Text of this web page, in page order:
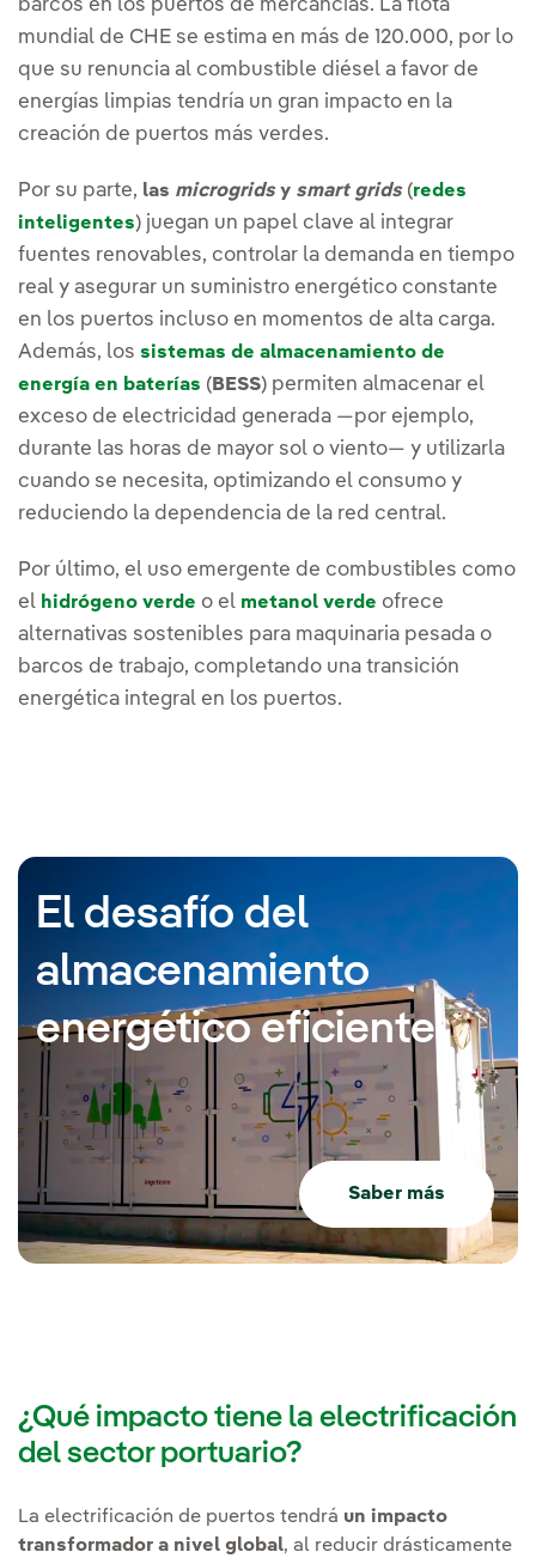
barcos en los puertos de mercancías. La flota
mundial de CHE se estima en más de 120.000, por lo
que su renuncia al combustible diésel a favor de
energías limpias tendría un gran impacto en la
creación de puertos más verdes.
Por su parte, las microgridsy smart grids(redes
inteligentes) juegan un papel clave al integrar
fuentes renovables, controlar la demanda en tiempo
real y asegurar un suministro energético constante
en los puertos incluso en momentos de alta carga.
Además, los sistemas de almacenamiento de
energía en baterías (BESS) permiten almacenar el
exceso de electricidad generada —por ejemplo,
durante las horas de mayor sol o viento— y utilizarla
cuando se necesita, optimizando el consumo y
reduciendo la dependencia de la red central.
Por último, el uso emergente de combustibles como
el hidrógeno verde o el metanol verde ofrece
alternativas sostenibles para maquinaria pesada o
barcos de trabajo, completando una transición
energética integral en los puertos.
El desafío del
almacenamiento
energético eficiente
Saber más
¿Qué impacto tiene la electrificación
del sector portuario?
La electrificación de puertos tendrá un impacto
transformador a nivel global, al reducir drásticamente